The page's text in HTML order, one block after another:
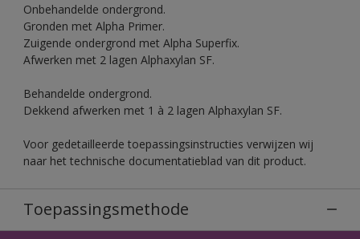
Onbehandelde ondergrond.
Gronden met Alpha Primer.
Zuigende ondergrond met Alpha Superfix.
Afwerken met 2 lagen Alphaxylan SF.
Behandelde ondergrond.
Dekkend afwerken met 1 à 2 lagen Alphaxylan SF.
Voor gedetailleerde toepassingsinstructies verwijzen wij
naar het technische documentatieblad van dit product.
Toepassingsmethode